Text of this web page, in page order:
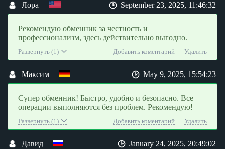
Лора September 23, 2025, 11:46:32
Рекомендую обменник за честность и
профессионализм, здесь действительно выгодно.
Развернуть (1) Добавить коментарий Удалить
Максим May 9, 2025, 15:54:23
Супер обменник! Быстро, удобно и безопасно. Все
операции выполняются без проблем. Рекомендую!
Развернуть (1) Добавить коментарий Удалить
Давид January 24, 2025, 20:49:02